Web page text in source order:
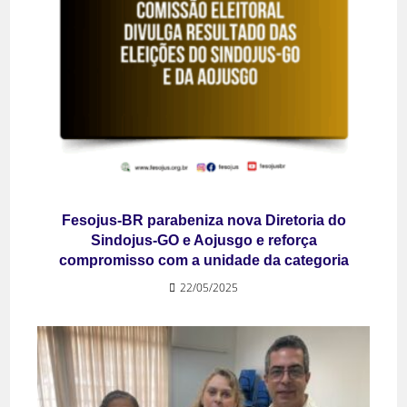
Fesojus-BR parabeniza nova Diretoria do
Sindojus-GO e Aojusgo e reforça
compromisso com a unidade da categoria
22/05/2025